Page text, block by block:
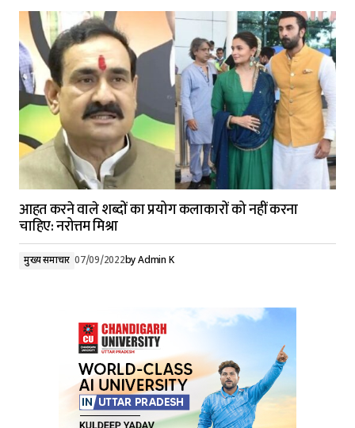
आहत करने वाले शब्दों का प्रयोग कलाकारों को नहीं करना
चाहिए: नरोत्तम मिश्रा
मुख्य समाचार 07/09/2022byAdmin K